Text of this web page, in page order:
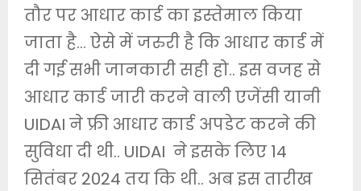
तौर पर आधार कार्ड का इस्तेमाल किया
जाता है… ऐसे में जरुरी है कि आधार कार्ड में
दी गई सभी जानकारी सही हो.. इस वजह से
आधार कार्ड जारी करने वाली एजेंसी यानी
UIDAI ने फ्री आधार कार्ड अपडेट करने की
सुविधा दी थी.. UIDAI ने इसके लिए 14
सितंबर 2024 तय कि थी.. अब इस तारीख